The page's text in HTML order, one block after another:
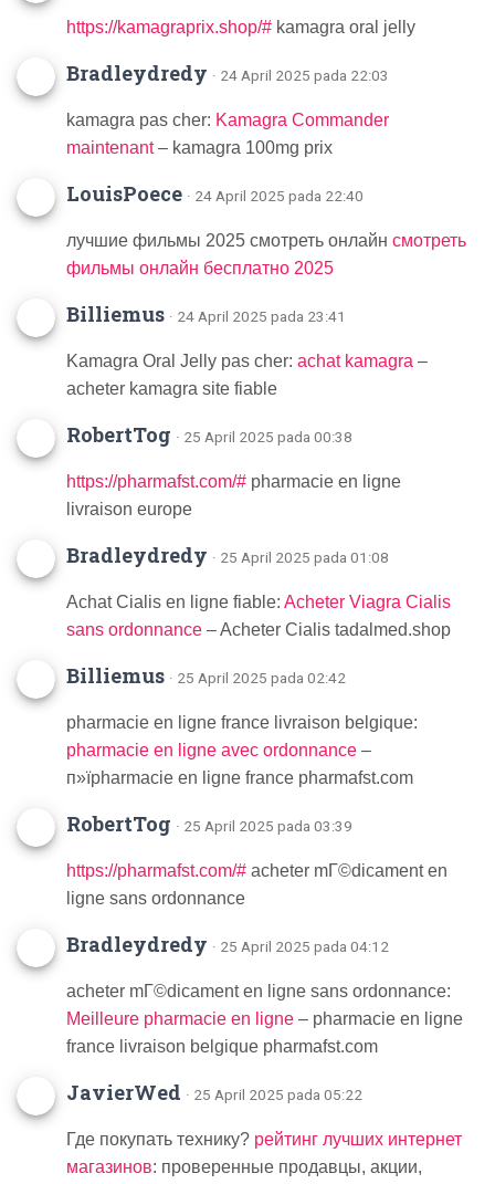
https://kamagraprix.shop/# kamagra oral jelly
Bradleydredy · 24 April 2025 pada 22:03
kamagra pas cher: Kamagra Commander
maintenant– kamagra 100mg prix
LouisPoece · 24 April 2025 pada 22:40
лучшие фильмы 2025 смотреть онлайн смотреть
фильмы онлайн бесплатно 2025
Billiemus · 24 April 2025 pada 23:41
Kamagra Oral Jelly pas cher: achat kamagra –
acheter kamagra site fiable
RobertTog · 25 April 2025 pada 00:38
https://pharmafst.com/# pharmacie en ligne
livraison europe
Bradleydredy · 25 April 2025 pada 01:08
Achat Cialis en ligne fiable: Acheter Viagra Cialis
sans ordonnance – Acheter Cialis tadalmed.shop
Billiemus · 25 April 2025 pada 02:42
pharmacie en ligne france livraison belgique:
pharmacie en ligne avec ordonnance –
п»їpharmacie en ligne france pharmafst.com
RobertTog · 25 April 2025 pada 03:39
https://pharmafst.com/# acheter mГ©dicament en
ligne sans ordonnance
Bradleydredy · 25 April 2025 pada 04:12
acheter mГ©dicament en ligne sans ordonnance:
Meilleure pharmacie en ligne – pharmacie en ligne
france livraison belgique pharmafst.com
JavierWed · 25 April 2025 pada 05:22
Где покупать технику? рейтинг лучших интернет
магазинов: проверенные продавцы, акции,